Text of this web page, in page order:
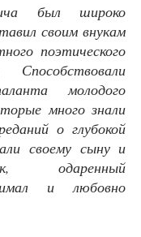
был широко
своим внукам
поэтического
молодого
много знали
о глубокой
своему сыну и
одаренный
и любовно